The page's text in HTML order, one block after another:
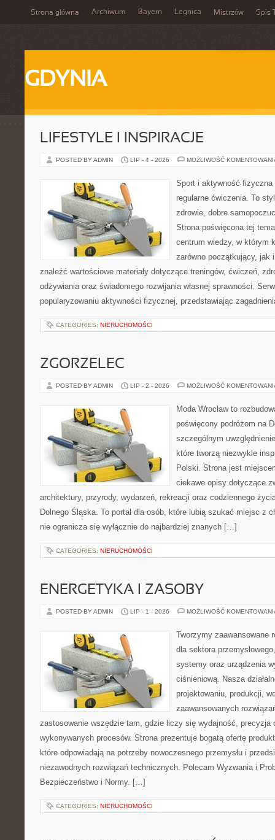
Strona główna Archiwum Bayern Legnica Mistrzów Spis
GDYNIA
LIFESTYLE I INSPIRACJE
POSTED BY ADMIN LIP - 4 - 2026 MOŻLIWOŚĆ
Sport i aktywność
regularne ćwiczenia. To
zdrowie, dobre
Strona poświęcona tej
centrum wiedzy, w którym
zarówno początkujący, jak
znaleźć wartościowe materiały dotyczące treningów, ćwiczeń,
odżywiania oraz świadomego rozwijania własnej sprawności.
popularyzowaniu aktywności fizycznej, przedstawiając
CATEGORIES: NIERUCHOMOŚCI
ZGORZELEC
POSTED BY ADMIN LIP - 2 - 2026 MOŻLIWOŚĆ
Moda Wrocław to
poświęcony podróżom na
szczególnym
które tworzą niezwykle
Polski. Strona jest
ciekawe opisy dotyczące
architektury, przyrody, wydarzeń, rekreacji oraz codziennego
Dolnego Śląska. To portal dla osób, które lubią szukać miejsc z
nie ogranicza się wyłącznie do najbardziej znanych […]
CATEGORIES: NIERUCHOMOŚCI
ENERGETYKA I ZASOBY
POSTED BY ADMIN LIP - 1 - 2026 MOŻLIWOŚĆ
Tworzymy zaawansowane
dla sektora
systemy oraz urządzenia
ciśnieniową. Nasza
projektowaniu, produkcji,
zaawansowanych
zastosowanie wszędzie tam, gdzie liczy się wydajność, precyzja
wykonywanych procesów. Strona prezentuje bogatą ofertę
które odpowiadają na potrzeby nowoczesnego przemysłu i
niezawodnych rozwiązań technicznych. Polecam Wyzwania i
Bezpieczeństwo i Normy. […]
CATEGORIES: NIERUCHOMOŚCI